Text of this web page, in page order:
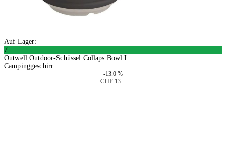
Auf Lager:
7
Outwell Outdoor-Schüssel Collaps Bowl L
Campinggeschirr
-13.0 %
CHF 13.–